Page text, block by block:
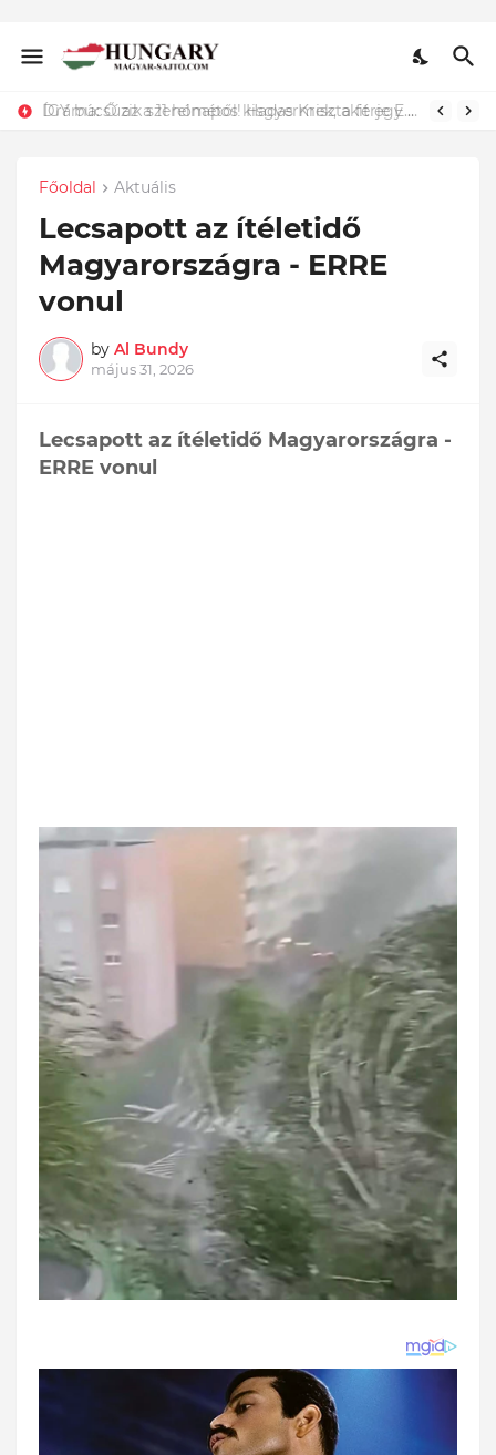
Dráma: Ő az a 11 hónapos kisgyermek, akit egy kukában találtak és csak a szerencsének köszönhető, hogy életben maradt. Döbbenet ami történt:
Főoldal Aktuális
Lecsapott az ítéletidő
Magyarországra - ERRE
vonul
by Al Bundy
május 31, 2026
Lecsapott az ítéletidő Magyarországra -
ERRE vonul